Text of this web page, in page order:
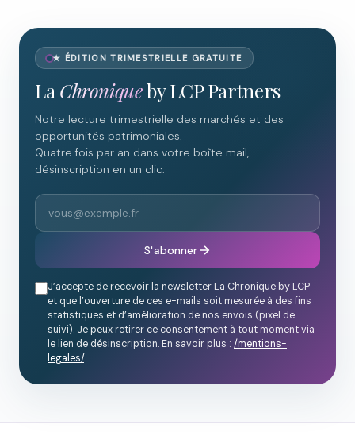
★ ÉDITION TRIMESTRIELLE GRATUITE
La Chroniqueby LCP Partners
Notre lecture trimestrielle des marchés et des
opportunités patrimoniales.
Quatre fois par an dans votre boîte mail,
désinscription en un clic.
S'abonner
J’accepte de recevoir la newsletter La Chronique by LCP
et que l’ouverture de ces e-mails soit mesurée à des fins
statistiques et d’amélioration de nos envois (pixel de
suivi). Je peux retirer ce consentement à tout moment via
le lien de désinscription. En savoir plus : /mentions-
legales/.